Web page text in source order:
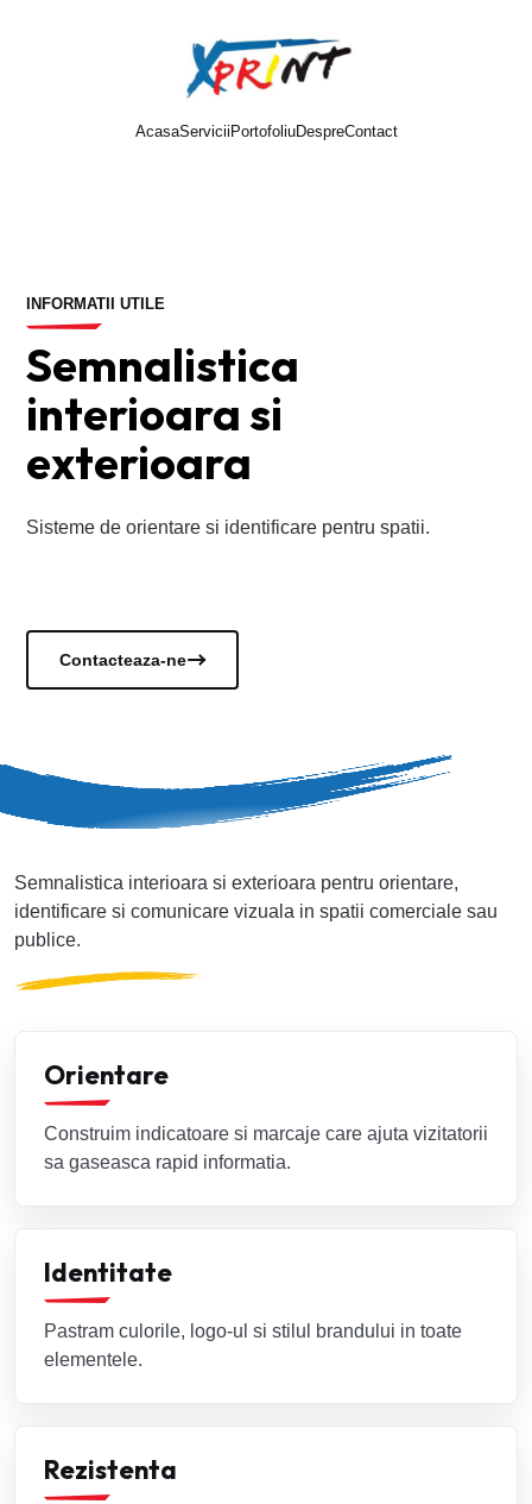
AcasaServicii PortofoliuDespreContact
INFORMATII UTILE
Semnalistica
interioara si
exterioara
Sisteme de orientare si identificare pentru spatii.
Contacteaza-ne
Semnalistica interioara si exterioara pentru orientare,
identificare si comunicare vizuala in spatii comerciale sau
publice.
Orientare
Construim indicatoare si marcaje care ajuta vizitatorii
sa gaseasca rapid informatia.
Identitate
Pastram culorile, logo-ul si stilul brandului in toate
elementele.
Rezistenta